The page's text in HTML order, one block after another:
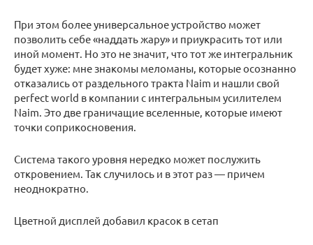
При этом более универсальное устройство может
позволить себе «наддать жару» и приукрасить тот или
иной момент. Но это не значит, что тот же интегральник
будет хуже: мне знакомы меломаны, которые осознанно
отказались от раздельного тракта Naim и нашли свой
perfect world в компании с интегральным усилителем
Naim. Это две граничащие вселенные, которые имеют
точки соприкосновения.
Система такого уровня нередко может послужить
откровением. Так случилось и в этот раз — причем
неоднократно.
Цветной дисплей добавил красок в сетап